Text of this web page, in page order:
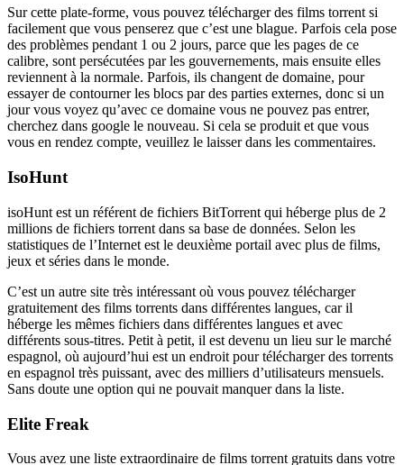
Sur cette plate-forme, vous pouvez télécharger des films torrent si
facilement que vous penserez que c’est une blague. Parfois cela pose
des problèmes pendant 1 ou 2 jours, parce que les pages de ce
calibre, sont persécutées par les gouvernements, mais ensuite elles
reviennent à la normale. Parfois, ils changent de domaine, pour
essayer de contourner les blocs par des parties externes, donc si un
jour vous voyez qu’avec ce domaine vous ne pouvez pas entrer,
cherchez dans google le nouveau. Si cela se produit et que vous
vous en rendez compte, veuillez le laisser dans les commentaires.
IsoHunt
isoHunt est un référent de fichiers BitTorrent qui héberge plus de 2
millions de fichiers torrent dans sa base de données. Selon les
statistiques de l’Internet est le deuxième portail avec plus de films,
jeux et séries dans le monde.
C’est un autre site très intéressant où vous pouvez télécharger
gratuitement des films torrents dans différentes langues, car il
héberge les mêmes fichiers dans différentes langues et avec
différents sous-titres. Petit à petit, il est devenu un lieu sur le marché
espagnol, où aujourd’hui est un endroit pour télécharger des torrents
en espagnol très puissant, avec des milliers d’utilisateurs mensuels.
Sans doute une option qui ne pouvait manquer dans la liste.
Elite Freak
Vous avez une liste extraordinaire de films torrent gratuits dans votre